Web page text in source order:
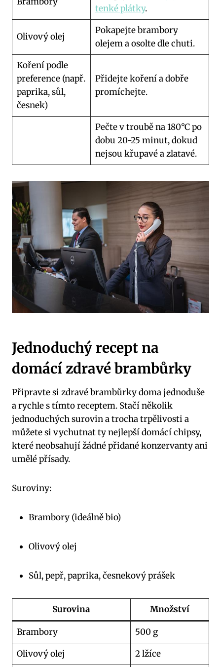
tenké plátky.
Olivový olej
Pokapejte brambory
olejem a osolte dle chuti.
Koření podle
preference (např.
paprika, sůl,
česnek)
Přidejte koření a dobře
promíchejte.
Pečte v troubě na 180°C po
dobu 20-25 minut, dokud
nejsou křupavé a zlatavé.
Jednoduchý recept na
domácí zdravé brambůrky
Připravte si zdravé brambůrky doma jednoduše
a rychle s tímto receptem. Stačí několik
jednoduchých surovin a trocha trpělivosti a
můžete si vychutnat ty nejlepší domácí chipsy,
které neobsahují žádné přidané konzervanty ani
umělé přísady.
Suroviny:
Brambory (ideálně bio)
Olivový olej
Sůl, pepř, paprika, česnekový prášek
Surovina Množství
Brambory
500 g
Olivový olej
2 lžíce